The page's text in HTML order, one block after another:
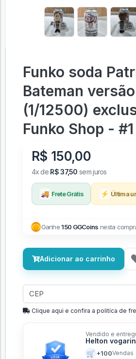
Funko soda
Bateman
(1/12500)
Funko Shop - #1
R$ 150,00
4x de R$ 37,50 sem juros
🚚 Frete Grátis ⚡ Última
Ganhe150 GGCoins nesta
Adicionar ao carrinho
Clique aqui e confira a politíca de
Vendido e
Helton vogarin
🛒 +100Vendas